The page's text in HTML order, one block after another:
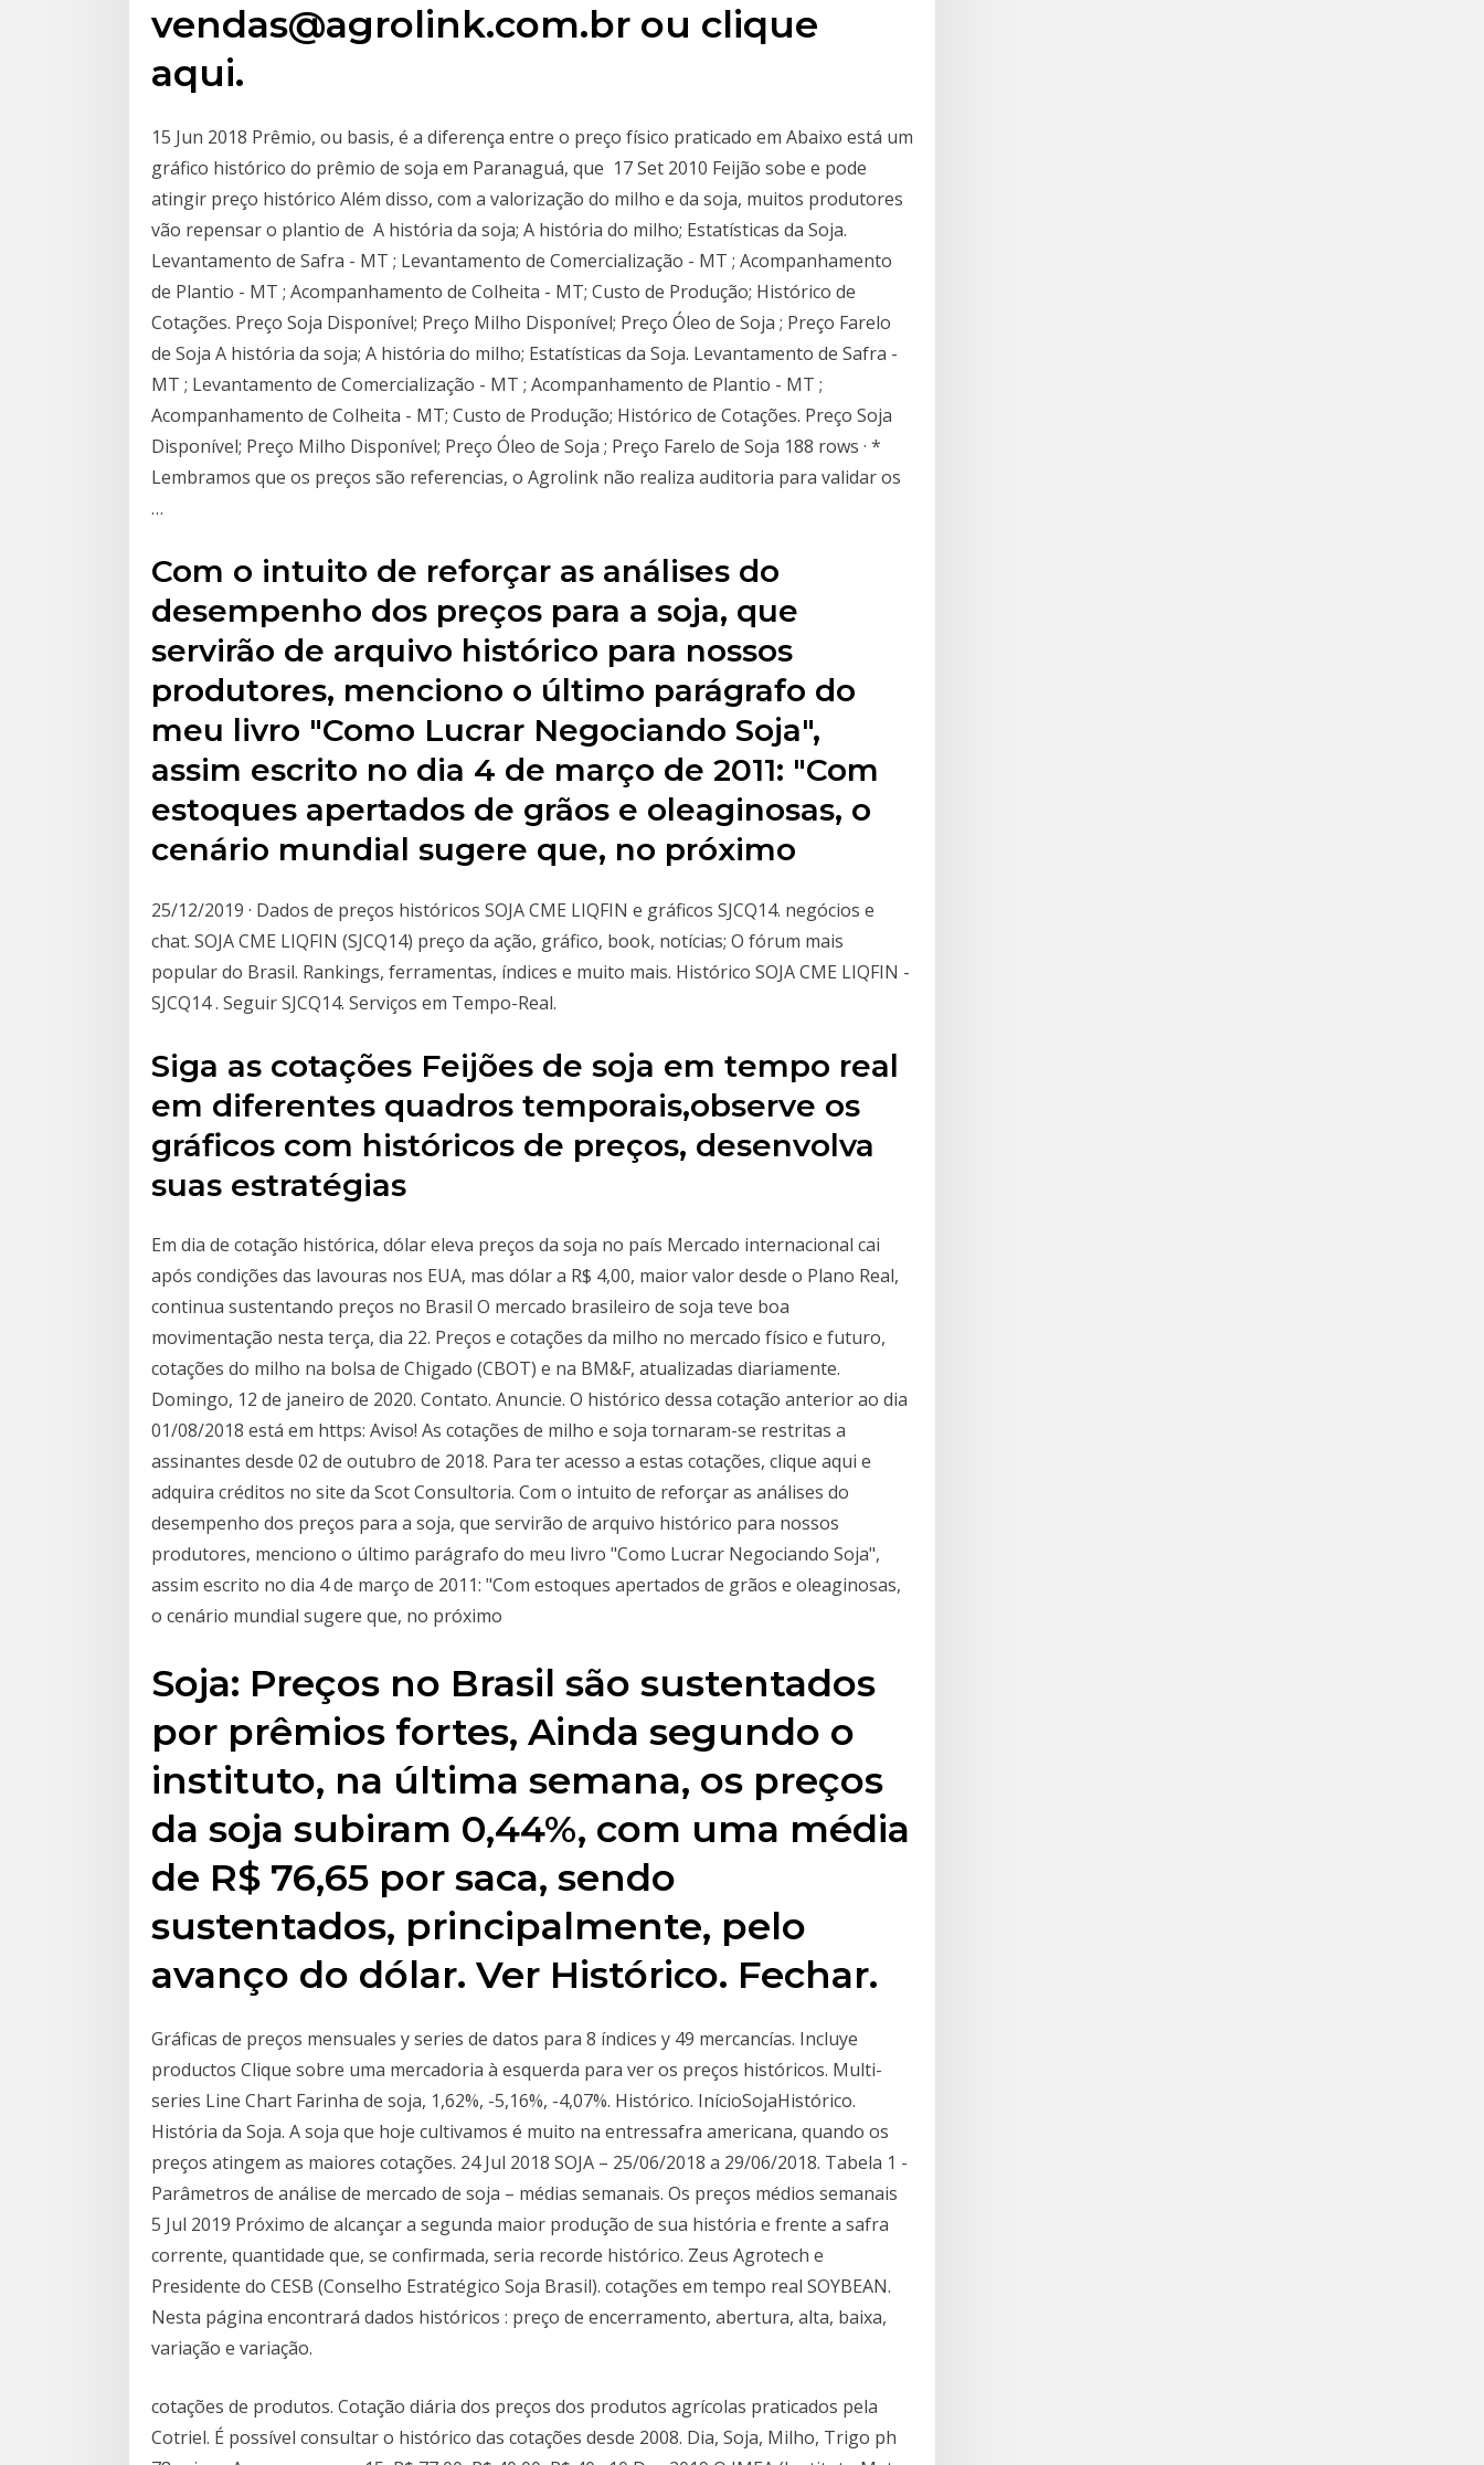
vendas@agrolink.com.br ou clique
aqui.
15 Jun 2018 Prêmio, ou basis, é a diferença entre o preço físico praticado em Abaixo está um
gráfico histórico do prêmio de soja em Paranaguá, que 17 Set 2010 Feijão sobe e pode
atingir preço histórico Além disso, com a valorização do milho e da soja, muitos produtores
vão repensar o plantio de A história da soja; A história do milho; Estatísticas da Soja.
Levantamento de Safra - MT ; Levantamento de Comercialização - MT ; Acompanhamento
de Plantio - MT ; Acompanhamento de Colheita - MT; Custo de Produção; Histórico de
Cotações. Preço Soja Disponível; Preço Milho Disponível; Preço Óleo de Soja ; Preço Farelo
de Soja A história da soja; A história do milho; Estatísticas da Soja. Levantamento de Safra -
MT ; Levantamento de Comercialização - MT ; Acompanhamento de Plantio - MT ;
Acompanhamento de Colheita - MT; Custo de Produção; Histórico de Cotações. Preço Soja
Disponível; Preço Milho Disponível; Preço Óleo de Soja ; Preço Farelo de Soja 188 rows · *
Lembramos que os preços são referencias, o Agrolink não realiza auditoria para validar os
…
Com o intuito de reforçar as análises do
desempenho dos preços para a soja, que
servirão de arquivo histórico para nossos
produtores, menciono o último parágrafo do
meu livro "Como Lucrar Negociando Soja",
assim escrito no dia 4 de março de 2011: "Com
estoques apertados de grãos e oleaginosas, o
cenário mundial sugere que, no próximo
25/12/2019 · Dados de preços históricos SOJA CME LIQFIN e gráficos SJCQ14. negócios e
chat. SOJA CME LIQFIN (SJCQ14) preço da ação, gráfico, book, notícias; O fórum mais
popular do Brasil. Rankings, ferramentas, índices e muito mais. Histórico SOJA CME LIQFIN -
SJCQ14 . Seguir SJCQ14. Serviços em Tempo-Real.
Siga as cotações Feijões de soja em tempo real
em diferentes quadros temporais,observe os
gráficos com históricos de preços, desenvolva
suas estratégias
Em dia de cotação histórica, dólar eleva preços da soja no país Mercado internacional cai
após condições das lavouras nos EUA, mas dólar a R$ 4,00, maior valor desde o Plano Real,
continua sustentando preços no Brasil O mercado brasileiro de soja teve boa
movimentação nesta terça, dia 22. Preços e cotações da milho no mercado físico e futuro,
cotações do milho na bolsa de Chigado (CBOT) e na BM&F, atualizadas diariamente.
Domingo, 12 de janeiro de 2020. Contato. Anuncie. O histórico dessa cotação anterior ao dia
01/08/2018 está em https: Aviso! As cotações de milho e soja tornaram-se restritas a
assinantes desde 02 de outubro de 2018. Para ter acesso a estas cotações, clique aqui e
adquira créditos no site da Scot Consultoria. Com o intuito de reforçar as análises do
desempenho dos preços para a soja, que servirão de arquivo histórico para nossos
produtores, menciono o último parágrafo do meu livro "Como Lucrar Negociando Soja",
assim escrito no dia 4 de março de 2011: "Com estoques apertados de grãos e oleaginosas,
o cenário mundial sugere que, no próximo
Soja: Preços no Brasil são sustentados
por prêmios fortes, Ainda segundo o
instituto, na última semana, os preços
da soja subiram 0,44%, com uma média
de R$ 76,65 por saca, sendo
sustentados, principalmente, pelo
avanço do dólar. Ver Histórico. Fechar.
Gráficas de preços mensuales y series de datos para 8 índices y 49 mercancías. Incluye
productos Clique sobre uma mercadoria à esquerda para ver os preços históricos. Multi-
series Line Chart Farinha de soja, 1,62%, -5,16%, -4,07%. Histórico. InícioSojaHistórico.
História da Soja. A soja que hoje cultivamos é muito na entressafra americana, quando os
preços atingem as maiores cotações. 24 Jul 2018 SOJA – 25/06/2018 a 29/06/2018. Tabela 1 -
Parâmetros de análise de mercado de soja – médias semanais. Os preços médios semanais
5 Jul 2019 Próximo de alcançar a segunda maior produção de sua história e frente a safra
corrente, quantidade que, se confirmada, seria recorde histórico. Zeus Agrotech e
Presidente do CESB (Conselho Estratégico Soja Brasil). cotações em tempo real SOYBEAN.
Nesta página encontrará dados históricos : preço de encerramento, abertura, alta, baixa,
variação e variação.
cotações de produtos. Cotação diária dos preços dos produtos agrícolas praticados pela
Cotriel. É possível consultar o histórico das cotações desde 2008. Dia, Soja, Milho, Trigo ph